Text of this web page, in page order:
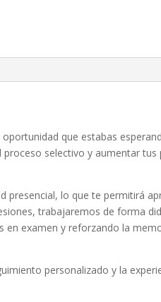
que estabas
selectivo y aumentar tus
presencial, lo que te permitirá
trabajaremos de forma
examen y reforzando la
personalizado y la